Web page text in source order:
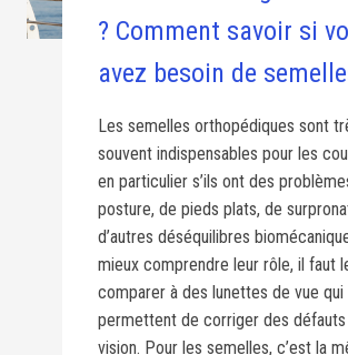
? Comment savoir si
avez besoin de
Les semelles orthopédiques sont
souvent indispensables pour les
en particulier s’ils ont des
posture, de pieds plats, de
d’autres déséquilibres
mieux comprendre leur rôle, il faut
comparer à des lunettes de vue qui
permettent de corriger des
vision. Pour les semelles, c’est la